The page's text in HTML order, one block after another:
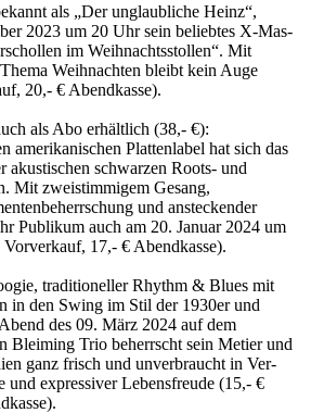
als „Der unglaubliche Heinz“,
2023 um 20 Uhr sein beliebtes X-Mas-
im Weihnachtsstollen“. Mit
Weihnachten bleibt kein Auge
20,- € Abendkasse).
als Abo erhältlich (38,- €):
amerikanischen Plattenlabel hat sich das
akustischen schwarzen Roots- und
Mit zweistimmigem Gesang,
und ansteckender
Publikum auch am 20. Januar 2024 um
17,- € Abendkasse).
traditioneller Rhythm & Blues mit
in den Swing im Stil der 1930er und
des 09. März 2024 auf dem
Bleiming Trio beherrscht sein Metier und
ganz frisch und unverbraucht in Ver-
expressiver Lebensfreude (15,- €